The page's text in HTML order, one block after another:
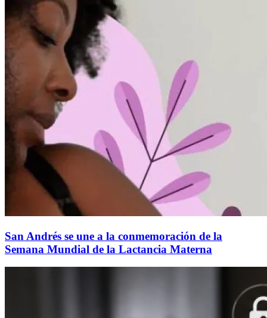
San Andrés se une a la conmemoración de la
Semana Mundial de la Lactancia Materna